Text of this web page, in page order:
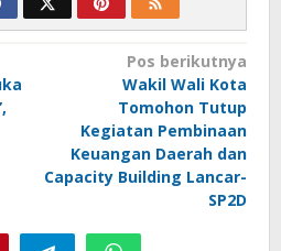
Pos berikutnya
Wakil Wali Kota
Tomohon Tutup
Kegiatan Pembinaan
Keuangan Daerah dan
Capacity Building Lancar-
SP2D